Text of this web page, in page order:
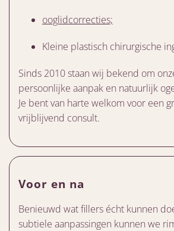
ooglidcorrecties;
Kleine plastisch chirurgische
Sinds 2010 staan wij bekend om
persoonlijke aanpak en natuurlijk
Je bent van harte welkom voor een
vrijblijvend consult.
Voor en na
Benieuwd wat fillers écht kunnen
subtiele aanpassingen kunnen we